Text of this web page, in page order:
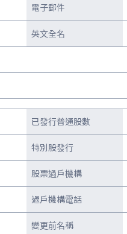
電子郵件
英文全名
已發行普通股數
特別股發行
股票過戶機構
過戶機構電話
變更前名稱